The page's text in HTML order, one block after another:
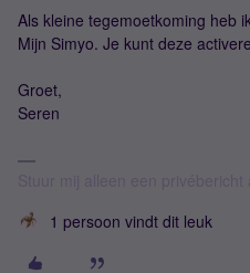
Als kleine tegemoetkoming heb
Mijn Simyo. Je kunt deze
Groet,
Seren
1 persoon vindt dit leuk